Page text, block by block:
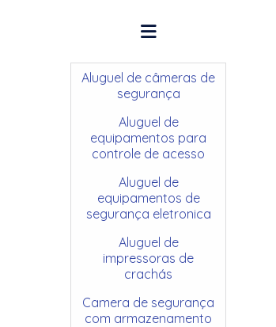
Aluguel de câmeras de
segurança
Aluguel de
equipamentos para
controle de acesso
Aluguel de
equipamentos de
segurança eletronica
Aluguel de
impressoras de
crachás
Camera de segurança
com armazenamento